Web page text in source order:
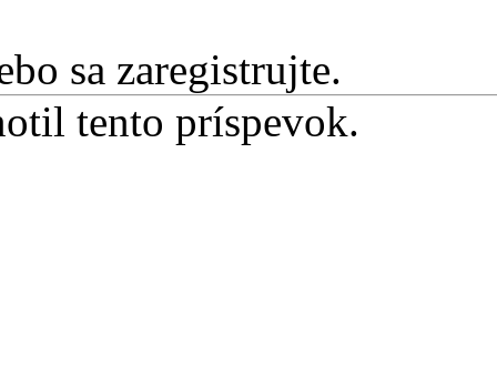
sa zaregistrujte.
tento príspevok.